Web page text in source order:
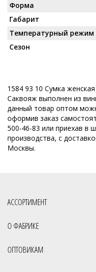
Форма
Габарит
Температурный режим
Сезон
1584 93 10 Сумка
Саквояж выполнен из
данный товар оптом
оформив заказ
500-46-83 или приехав в
производства, с
Москвы.
АССОРТИМЕНТ
О ФАБРИКЕ
ОПТОВИКАМ